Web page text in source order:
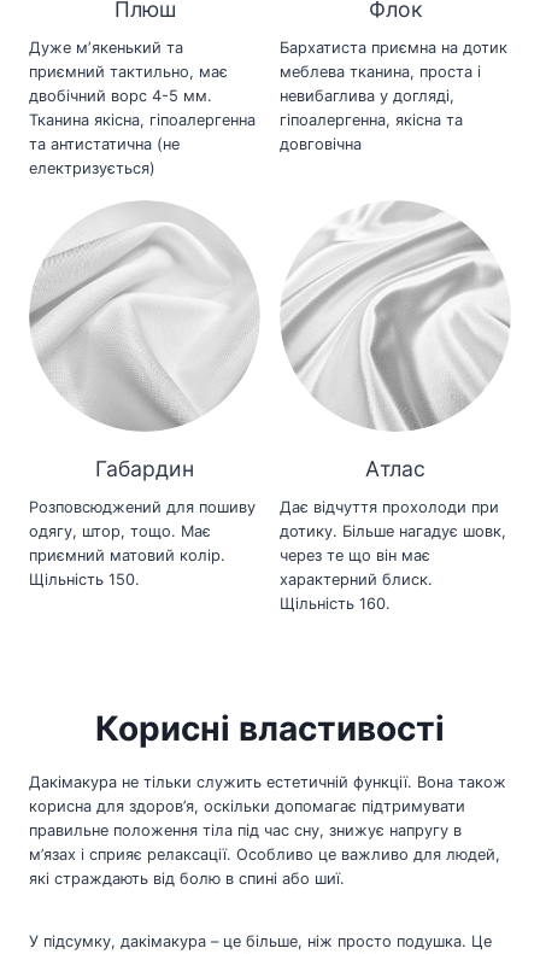
Плюш
Дуже мʼякенький та
приємний тактильно, має
двобічний ворс 4-5 мм.
Тканина якісна, гіпоалергенна
та антистатична (не
електризується)
Флок
Бархатиста приємна на дотик
меблева тканина, проста і
невибаглива у догляді,
гіпоалергенна, якісна та
довговічна
Габардин
Розповсюджений для пошиву
одягу, штор, тощо. Має
приємний матовий колір.
Щільність 150.
Атлас
Дає відчуття прохолоди при
дотику. Більше нагадує шовк,
через те що він має
характерний блиск.
Щільність 160.
Корисні властивості
Дакімакура не тільки служить естетичній функції. Вона також
корисна для здоров’я, оскільки допомагає підтримувати
правильне положення тіла під час сну, знижує напругу в
м’язах і сприяє релаксації. Особливо це важливо для людей,
які страждають від болю в спині або шиї.
У підсумку, дакімакура – це більше, ніж просто подушка. Це